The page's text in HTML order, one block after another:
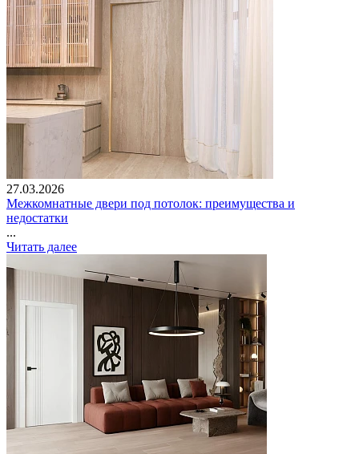
27.03.2026
Межкомнатные двери под потолок: преимущества и
недостатки
...
Читать далее